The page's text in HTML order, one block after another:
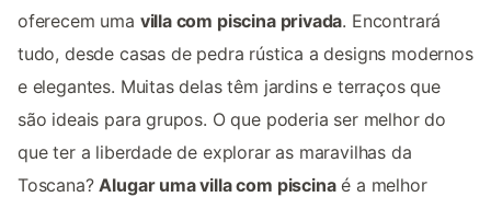
oferecem uma villa com piscina privada. Encontrará
tudo, desde casas de pedra rústica a designs modernos
e elegantes. Muitas delas têm jardins e terraços que
são ideais para grupos. O que poderia ser melhor do
que ter a liberdade de explorar as maravilhas da
Toscana? Alugar uma villa com piscinaé a melhor